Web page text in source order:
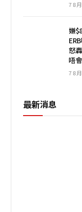
7 8
嫌
怒
唔
7 8
最新消息